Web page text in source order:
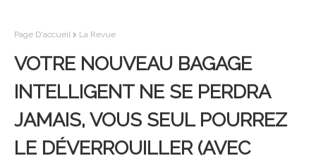
Page D'accueil La Revue
VOTRE NOUVEAU BAGAGE
INTELLIGENT NE SE PERDRA
JAMAIS, VOUS SEUL POURREZ
LE DÉVERROUILLER (AVEC